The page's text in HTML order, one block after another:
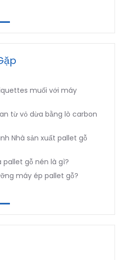
muối với máy
từ vỏ dừa bằng lò carbon
Nhà sản xuất pallet gỗ
pallet gỗ nén là gì?
máy ép pallet gỗ?